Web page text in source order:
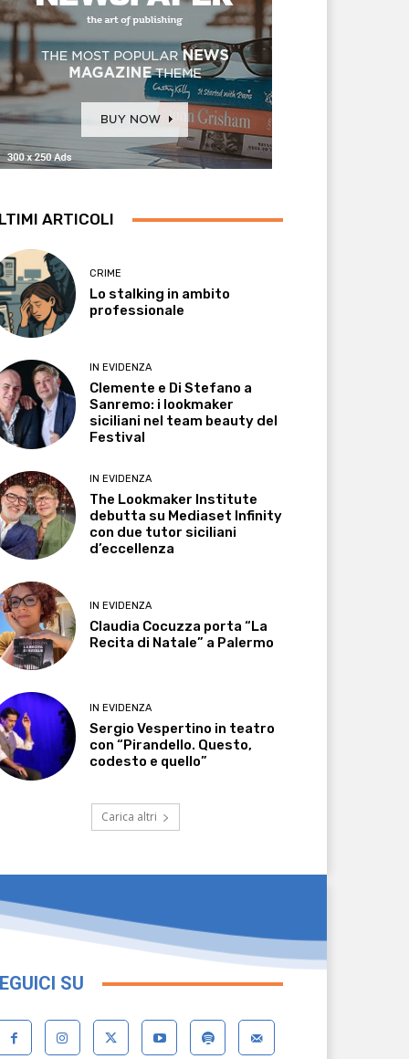
ARTICOLI
CRIME
Lo stalking in ambito
professionale
IN EVIDENZA
Clemente e Di Stefano a
Sanremo: i lookmaker
siciliani nel team beauty del
Festival
IN EVIDENZA
The Lookmaker Institute
debutta su Mediaset Infinity
con due tutor siciliani
d’eccellenza
IN EVIDENZA
Claudia Cocuzza porta “La
Recita di Natale” a Palermo
IN EVIDENZA
Sergio Vespertino in teatro
con “Pirandello. Questo,
codesto e quello”
Carica altri
SU